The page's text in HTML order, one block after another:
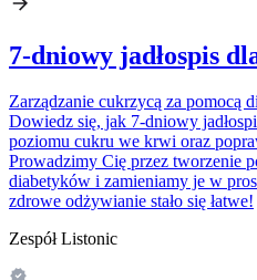
7-dniowy jadłospis
Zarządzanie cukrzycą za pomocą
Dowiedz się, jak 7-dniowy
poziomu cukru we krwi oraz
Prowadzimy Cię przez tworzenie
diabetyków i zamieniamy je w
zdrowe odżywianie stało się łatwe!
Zespół Listonic